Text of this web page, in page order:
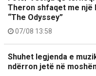
Theron shfaqet me
“The Odyssey”
07/08 13:58
Shuhet legjenda e
ndërron jetë në